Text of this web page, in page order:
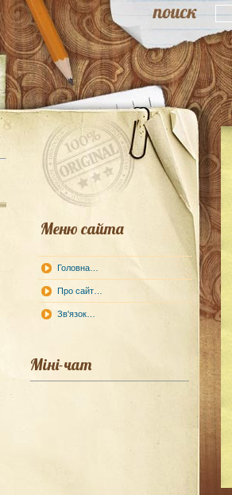
Меню сайта
Головна…
Про сайт…
Зв'язок…
Міні-чат